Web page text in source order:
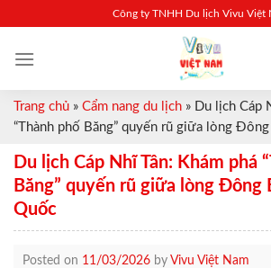
content
Công ty TNHH Du lịch Vivu Việt
Trang chủ » Cẩm nang du lịch » Du lịch Cáp
“Thành phố Băng” quyến rũ giữa lòng
Du lịch Cáp Nhĩ Tân: Khám phá
Băng” quyến rũ giữa lòng Đông
Quốc
Posted on 11/03/2026 by Vivu Việt Nam